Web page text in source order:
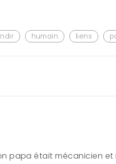
humain liens
papa était mécanicien